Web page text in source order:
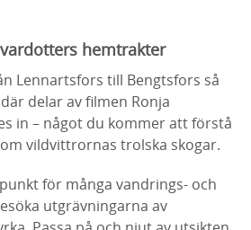
hemtrakter
Lennartsfors till Bengtsfors så
delar av filmen Ronja
in – något du kommer att förstå
vildvittrornas trolska skogar.
för många vandrings- och
utgrävningarna av